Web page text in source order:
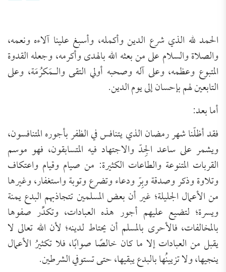
الحمد لله الذي شرع الدين وأكمله، وأسبغ علينا آلاءه ونعمه،
والصلاة والسلام على من بعثه الله بالهدى وأكرمه، وجعله القدوة
المتبوع وعظمه، وعلى آله وصحبه أولي التقى والـمَكرُمَة، وعلى
التابعين لهم بإحسان إلى يوم الدين.
أما بعد:
فقد أظلّنا شهر رمضان الذي يتنافس في الظفر بأجوره المتنافسون،
ويشمر على ساعد الجِدّ والاجتهاد فيه المتسابقون، فهو موسم
القربات المتنوعة والطاعات الكثيرة: من صيام وقيام واعتكاف
وتلاوة وذكر وصدقة وبِرّ ودعاء وتضرع وتوبة واستغفار، وغيرها
من الأعمال الجليلة؛ غير أن بعض المسلمين تتجاذبهم البدع يمنة
ويسرة؛ لتضيع عليهم أجور هذه العبادات، وتكدِّر صفوها
بالمخالفات، فالأحرى بالمسلم أن يحتاط لدينه؛ لأن الله تعالى لا
يقبل من العبادات إلا ما كان خالصًا صوابًا، فلا تكثيرُ الأعمال
ينجيها، ولا تزيينُها بالبدع يبقيها، حتى تستوفي الشرطين.